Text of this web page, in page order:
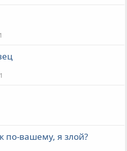
по-вашему, я злой?